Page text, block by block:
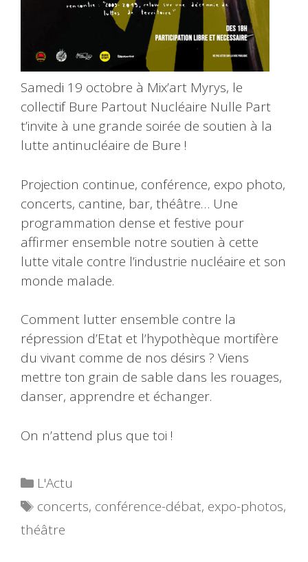
Samedi 19 octobre à Mix’art Myrys, le
collectif Bure Partout Nucléaire Nulle Part
t’invite à une grande soirée de soutien à la
lutte antinucléaire de Bure !
Projection continue, conférence, expo photo,
concerts, cantine, bar, théâtre… Une
programmation dense et festive pour
affirmer ensemble notre soutien à cette
lutte vitale contre l’industrie nucléaire et son
monde malade.
Comment lutter ensemble contre la
répression d’Etat et l’hypothèque mortifère
du vivant comme de nos désirs ? Viens
mettre ton grain de sable dans les rouages,
danser, apprendre et échanger.
On n’attend plus que toi !
Catégories
L'Actu
Étiquettes
concerts, conférence-débat, expo-photos,
théâtre